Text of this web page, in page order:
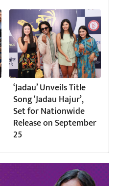
‘Jadau’ Unveils Title
Song ‘Jadau Hajur’,
Set for Nationwide
Release on September
25